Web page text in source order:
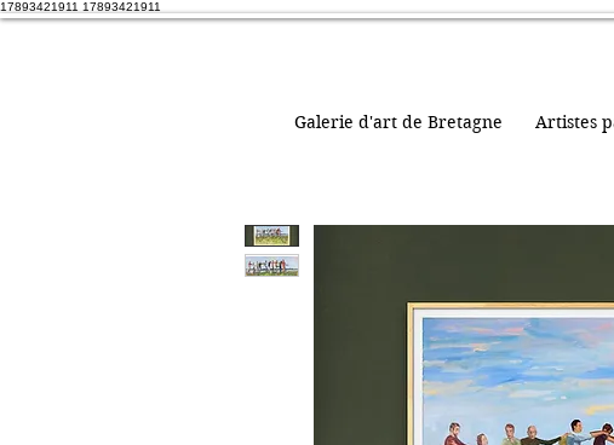
17893421911 17893421911
Galerie d'art de Bretagne Artistes